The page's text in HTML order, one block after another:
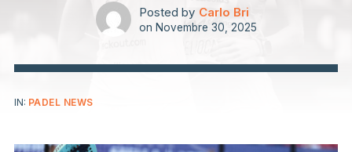
Posted by Carlo Bri
on Novembre 30, 2025
IN: PADEL NEWS